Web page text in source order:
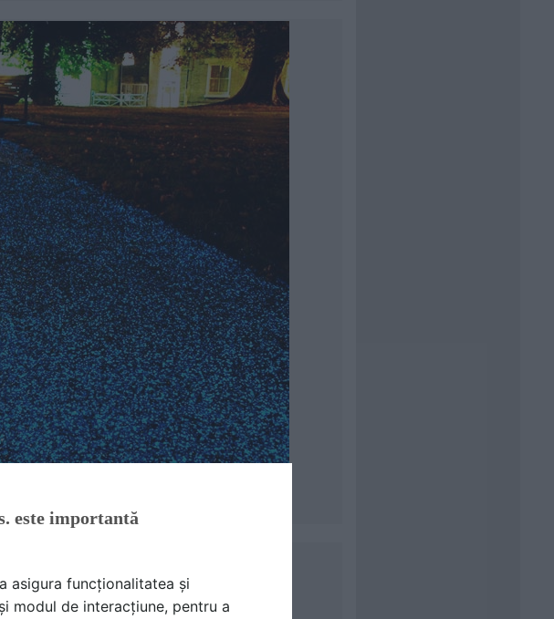
este importantă
asigura funcționalitatea și
modul de interacțiune, pentru a